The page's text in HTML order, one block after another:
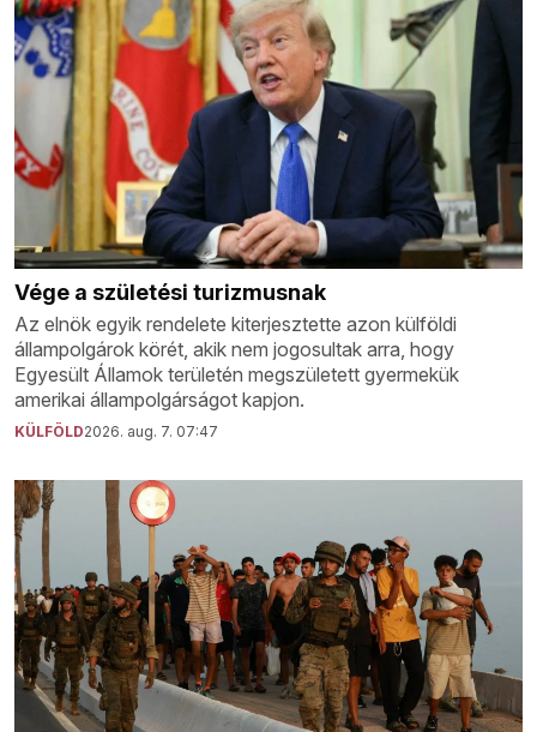
Vége a születési turizmusnak
Az elnök egyik rendelete kiterjesztette azon külföldi
állampolgárok körét, akik nem jogosultak arra, hogy
Egyesült Államok területén megszületett gyermekük
amerikai állampolgárságot kapjon.
KÜLFÖLD2026. aug. 7. 07:47